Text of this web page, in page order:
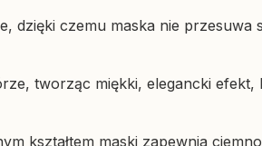
czemu maska nie przesuwa
tworząc miękki, elegancki
kształtem maski zapewnia